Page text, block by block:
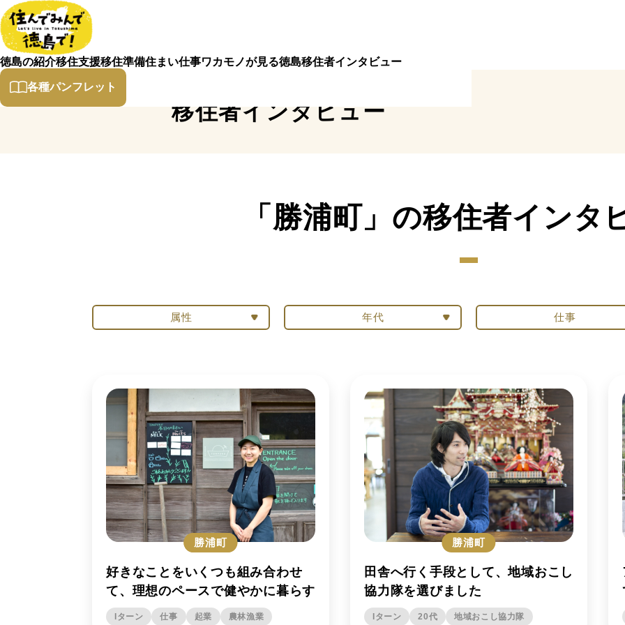
徳島の紹介移住支援移住準備住まい仕事ワカモノが見る徳島移住者インタビュー
各種パンフレット
移住者インタビュー
「勝浦町」の移住者インタ
属性 年代 仕事
上勝町
勝浦町
好きなことをいくつも組み合わせ
て、理想のペースで健やかに暮らす
Iターン 仕事 起業 農林漁業
勝浦町
田舎へ行く手段として、地域おこし
協力隊を選びました
Iターン 20代 地域おこし協力隊